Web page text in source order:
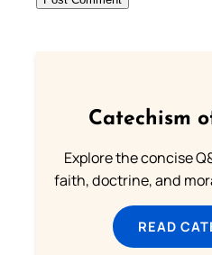
Catechism
Explore the concise
faith, doctrine, and
READ